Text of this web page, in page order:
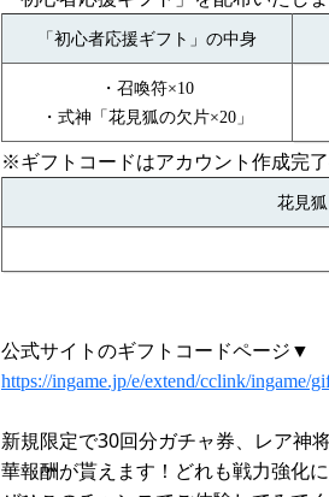
「初心者応援ギフト」の中身
・召喚符×10
・式神「花見狐の欠片×20」
※ギフトコードはアカウント作成完
花見狐
公式サイトのギフトコードページ▼
https://ingame.jp/e/extend/cclink/ingame/
新規限定で30回分ガチャ券、レア神
華報酬が貰えます！どれも戦力強化